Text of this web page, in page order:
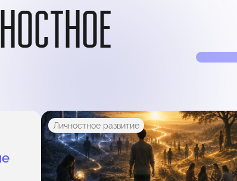
Личностное развитие